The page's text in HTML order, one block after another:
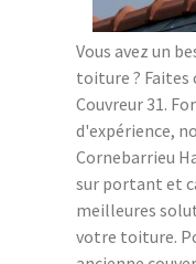
Vous avez un
toiture ? Faites
Couvreur 31.
d'expérience,
Cornebarrieu
sur portant et
meilleures
votre toiture.